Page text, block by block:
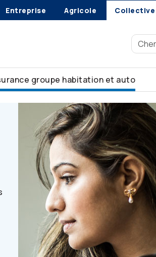
Entreprise Agricole Collective
groupe habitation et auto